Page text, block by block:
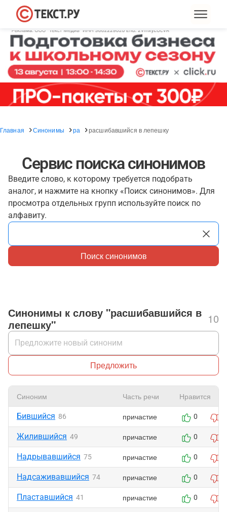
Главная Синонимы ра расшибавшийся в лепешку
Сервис поиска синонимов
Введите слово, к которому требуется подобрать
аналог, и нажмите на кнопку «Поиск синонимов». Для
просмотра отдельных групп используйте поиск по
алфавиту.
Поиск синонимов
Синонимы к слову "расшибавшийся в
лепешку"
10
Предложить
Синоним Часть речи Нравится
Бившийся 86 причастие 0
Жилившийся 49 причастие 0
Надрывавшийся 75 причастие 0
Надсаживавшийся 74 причастие 0
Пластавшийся 41 причастие 0